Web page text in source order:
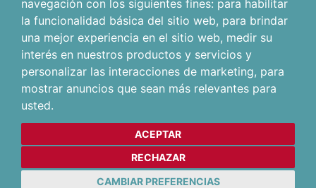
navegación con los siguientes fines: para habilitar
la funcionalidad básica del sitio web, para brindar
una mejor experiencia en el sitio web, medir su
interés en nuestros productos y servicios y
personalizar las interacciones de marketing, para
mostrar anuncios que sean más relevantes para
usted.
ACEPTAR
RECHAZAR
CAMBIAR PREFERENCIAS